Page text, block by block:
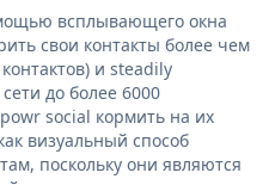
всплывающего окна
свои контакты более чем
и steadily
до более 6000
social кормить на их
визуальный способ
поскольку они являются